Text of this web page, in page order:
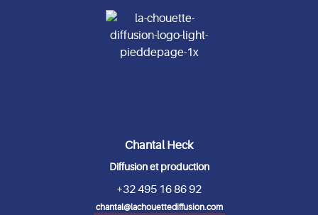
Chantal Heck
Diffusion et production
+32 495 16 86 92
chantal@lachouettediffusion.com